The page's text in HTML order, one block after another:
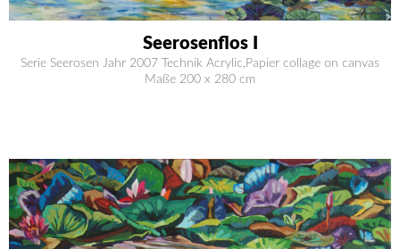
Seerosenflos I
Serie Seerosen Jahr 2007 Technik Acrylic,Papier collage on canvas
Maße 200 x 280 cm